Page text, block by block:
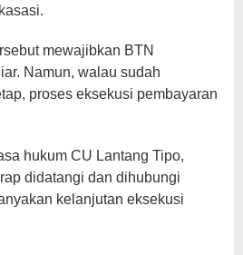
mewajibkan BTN
Namun, walau sudah
proses eksekusi pembayaran
hukum CU Lantang Tipo,
didatangi dan dihubungi
kelanjutan eksekusi